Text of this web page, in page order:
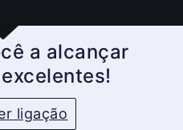
a alcançar
ligação